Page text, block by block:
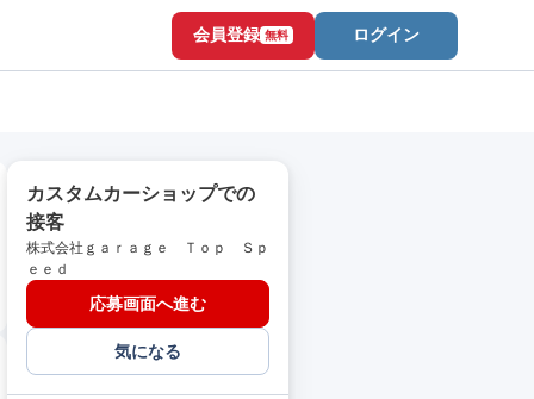
会員登録 無料 ログイン
カスタムカーショップでの
接客
株式会社ｇａｒａｇｅ Ｔｏｐ Ｓｐ
ｅｅｄ
応募画面へ進む
気になる